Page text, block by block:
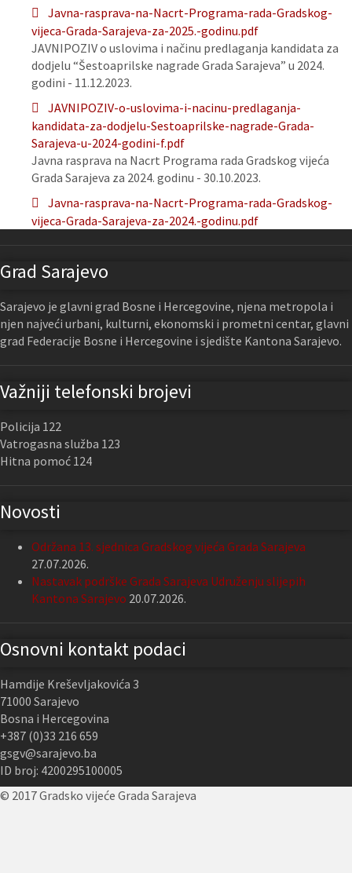
Javna-rasprava-na-Nacrt-Programa-rada-Gradskog-
vijeca-Grada-Sarajeva-za-2025.-godinu.pdf
JAVNIPOZIV o uslovima i načinu predlaganja kandidata za
dodjelu “Šestoaprilske nagrade Grada Sarajeva” u 2024.
godini - 11.12.2023.
JAVNIPOZIV-o-uslovima-i-nacinu-predlaganja-
kandidata-za-dodjelu-Sestoaprilske-nagrade-Grada-
Sarajeva-u-2024-godini-f.pdf
Javna rasprava na Nacrt Programa rada Gradskog vijeća
Grada Sarajeva za 2024. godinu - 30.10.2023.
Javna-rasprava-na-Nacrt-Programa-rada-Gradskog-
vijeca-Grada-Sarajeva-za-2024.-godinu.pdf
Grad Sarajevo
Sarajevo je glavni grad Bosne i Hercegovine, njena metropola i
njen najveći urbani, kulturni, ekonomski i prometni centar, glavni
grad Federacije Bosne i Hercegovine i sjedište Kantona Sarajevo.
Važniji telefonski brojevi
Policija 122
Vatrogasna služba 123
Hitna pomoć 124
Novosti
Održana 13. sjednica Gradskog vijeća Grada Sarajeva
27.07.2026.
Nastavak podrške Grada Sarajeva Udruženju slijepih
Kantona Sarajevo 20.07.2026.
Osnovni kontakt podaci
Hamdije Kreševljakovića 3
71000 Sarajevo
Bosna i Hercegovina
+387 (0)33 216 659
gsgv@sarajevo.ba
ID broj: 4200295100005
© 2017 Gradsko vijeće Grada Sarajeva